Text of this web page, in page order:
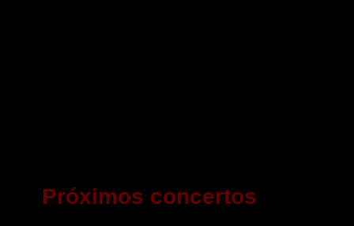
Próximos concertos